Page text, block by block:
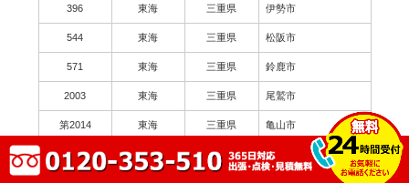
396 東海 三重県 伊勢市
544 東海 三重県 松阪市
571 東海 三重県 鈴鹿市
2003 東海 三重県 尾鷲市
第2014 東海 三重県 亀山市
179 東海 三重県 鳥羽市